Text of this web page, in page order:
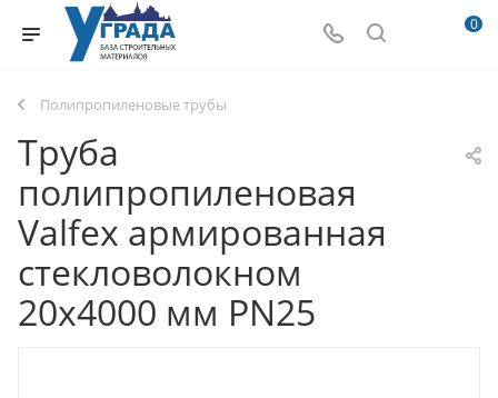
0
Полипропиленовые трубы
Труба
полипропиленовая
Valfex армированная
стекловолокном
20х4000 мм PN25